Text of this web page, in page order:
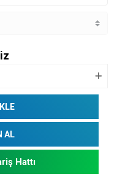
AL
Hattı